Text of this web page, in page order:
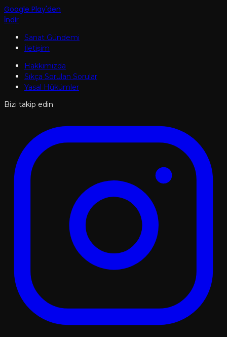
Google Play'den
İndir
Sanat Gündemi
İletişim
Hakkımızda
Sıkça Sorulan Sorular
Yasal Hükümler
Bizi takip edin